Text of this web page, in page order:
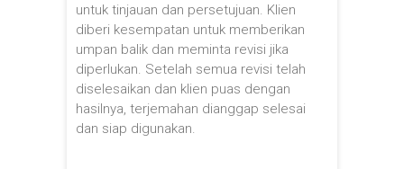
untuk tinjauan dan persetujuan. Klien
diberi kesempatan untuk memberikan
umpan balik dan meminta revisi jika
diperlukan. Setelah semua revisi telah
diselesaikan dan klien puas dengan
hasilnya, terjemahan dianggap selesai
dan siap digunakan.